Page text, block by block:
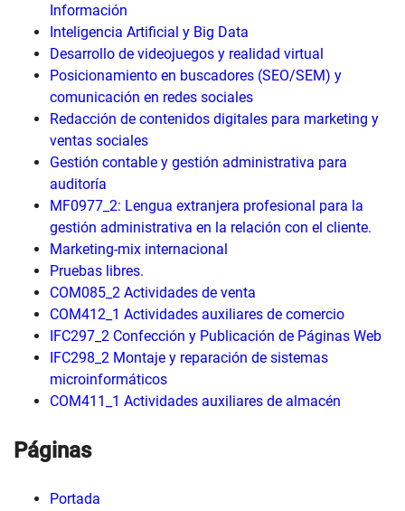
Información
Inteligencia Artificial y Big Data
Desarrollo de videojuegos y realidad virtual
Posicionamiento en buscadores (SEO/SEM) y
comunicación en redes sociales
Redacción de contenidos digitales para marketing y
ventas sociales
Gestión contable y gestión administrativa para
auditoría
MF0977_2: Lengua extranjera profesional para la
gestión administrativa en la relación con el cliente.
Marketing-mix internacional
Pruebas libres.
COM085_2 Actividades de venta
COM412_1 Actividades auxiliares de comercio
IFC297_2 Confección y Publicación de Páginas Web
IFC298_2 Montaje y reparación de sistemas
microinformáticos
COM411_1 Actividades auxiliares de almacén
Páginas
Portada